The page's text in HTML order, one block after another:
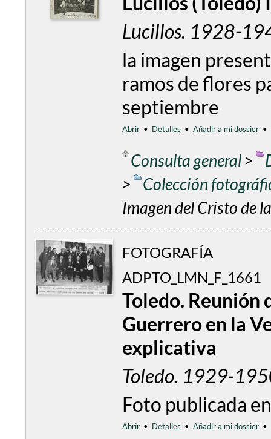
Lucillos. 1928-
la imagen
ramos de flores
septiembre
Abrir • Detalles • Añadir a mi dossier •
Consulta general>
>
Colección
Imagen del Cristo de
FOTOGRAFÍA
ADPTO_LMN_F_1661
Toledo. Reunión
Guerrero en la
explicativa
Toledo. 1929-
Foto publicada
Abrir • Detalles • Añadir a mi dossier •